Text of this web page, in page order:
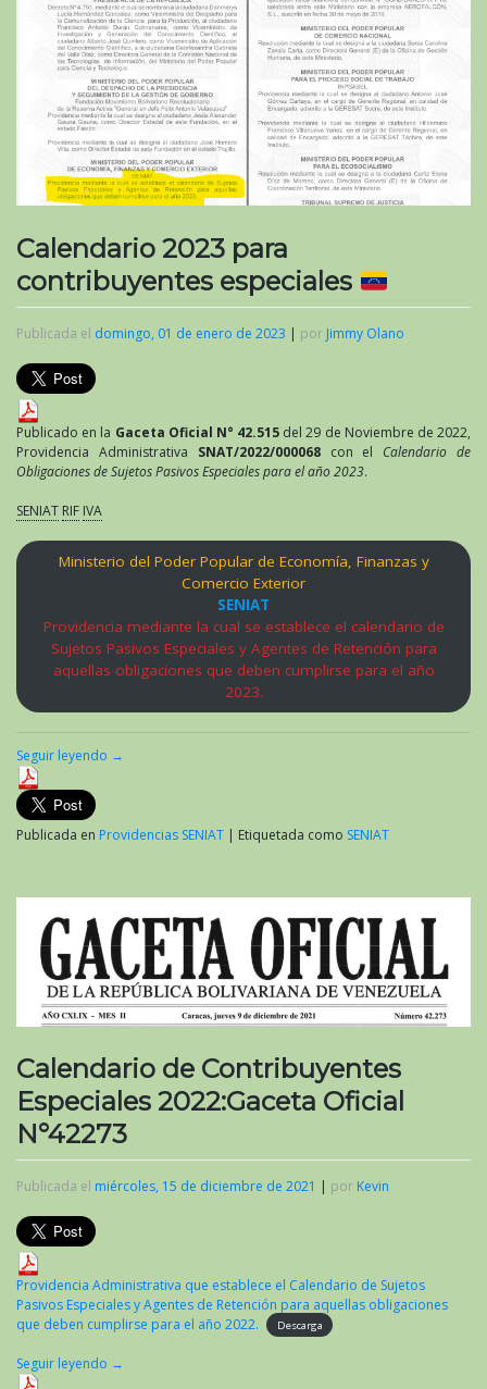
Calendario 2023 para
contribuyentes especiales
Publicada el domingo, 01 de enero de 2023 | por Jimmy Olano
Publicado en la Gaceta Oficial N° 42.515 del 29 de Noviembre de 2022,
Providencia Administrativa SNAT/2022/000068con el Calendario de
Obligaciones de Sujetos Pasivos Especiales para el año 2023.
SENIAT RIF IVA
Ministerio del Poder Popular de Economía, Finanzas y
Comercio Exterior
SENIAT
Providencia mediante la cual se establece el calendario de
Sujetos Pasivos Especiales y Agentes de Retención para
aquellas obligaciones que deben cumplirse para el año
2023.
Seguir leyendo →
Publicada en Providencias SENIAT | Etiquetada como SENIAT
Calendario de Contribuyentes
Especiales 2022:Gaceta Oficial
N°42273
Publicada el miércoles, 15 de diciembre de 2021 | por Kevin
Providencia Administrativa que establece el Calendario de Sujetos
Pasivos Especiales y Agentes de Retención para aquellas obligaciones
que deben cumplirse para el año 2022.
Descarga
Seguir leyendo →